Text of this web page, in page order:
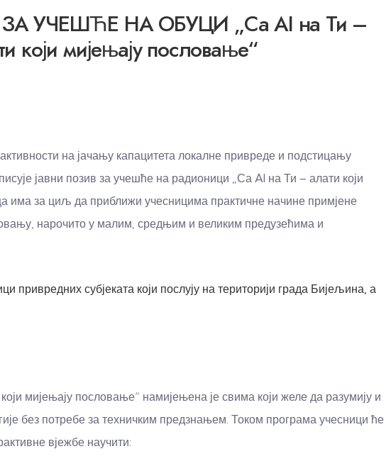
ЗА УЧЕШЋЕ НА ОБУЦИ „Са AI на Ти –
који мијењају пословање“
активности на јачању капацитета локалне привреде и подстицању
јавни позив за учешће на радионици „Са AI на Ти – алати који
има за циљ да приближи учесницима практичне начине примјене
нарочито у малим, средњим и великим предузећима и
привредних субјеката који послују на територији града Бијељина, а
мијењају пословање“ намијењена је свима који желе да разумију и
без потребе за техничким предзнањем. Током програма учесници ће
вјежбе научити: